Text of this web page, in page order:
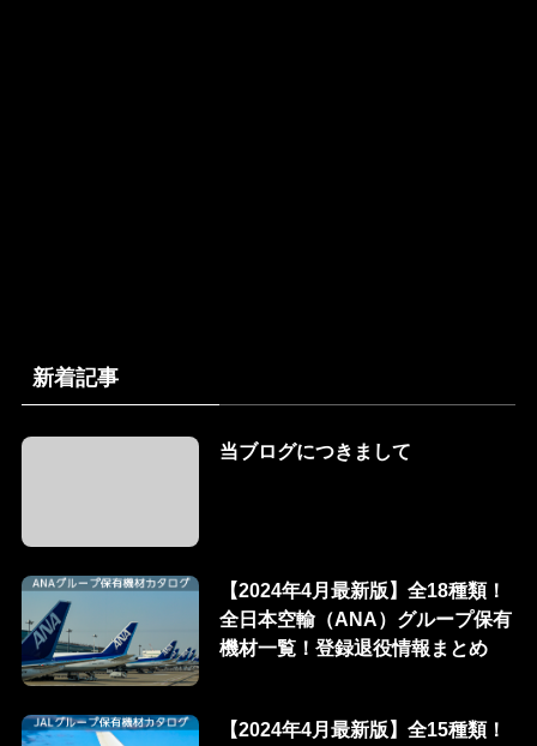
新着記事
当ブログにつきまして
【2024年4月最新版】全18種類！
全日本空輸（ANA）グループ保有
機材一覧！登録退役情報まとめ
【2024年4月最新版】全15種類！